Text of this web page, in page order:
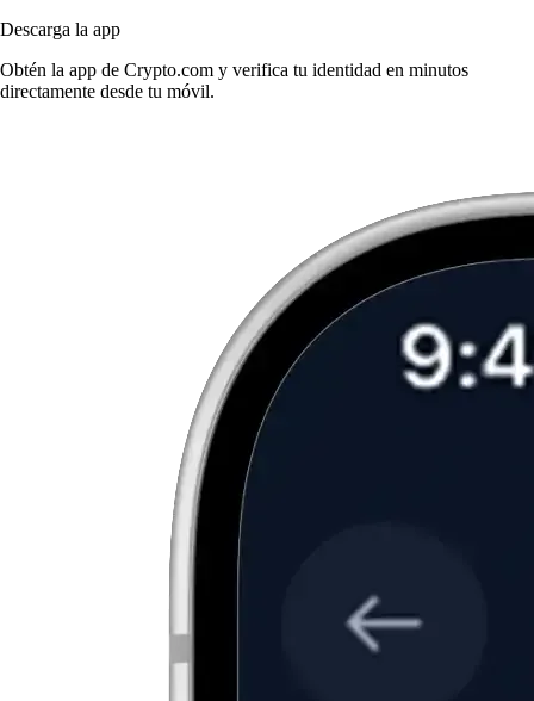
Descarga la app
Obtén la app de Crypto.com y verifica tu identidad en minutos
directamente desde tu móvil.